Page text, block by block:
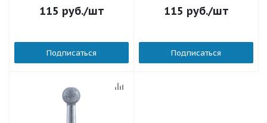
115 руб./шт
Подписаться
115 руб./шт
Подписаться